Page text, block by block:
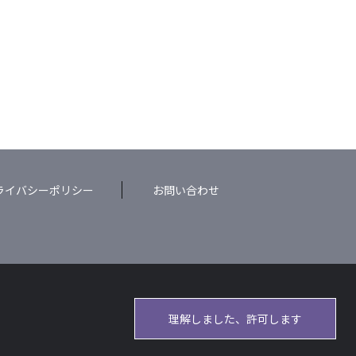
イバシーポリシー お問い合わせ
理解しました、許可します